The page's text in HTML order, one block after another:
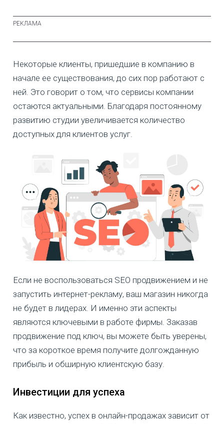
Некоторые клиенты, пришедшие в компанию в
начале ее существования, до сих пор работают с
ней. Это говорит о том, что сервисы компании
остаются актуальными. Благодаря постоянному
развитию студии увеличивается количество
доступных для клиентов услуг.
Если не воспользоваться SEO продвижением и не
запустить интернет-рекламу, ваш магазин никогда
не будет в лидерах. И именно эти аспекты
являются ключевыми в работе фирмы. Заказав
продвижение под ключ, вы можете быть уверены,
что за короткое время получите долгожданную
прибыль и обширную клиентскую базу.
Инвестиции для успеха
Как известно, успех в онлайн-продажах зависит от